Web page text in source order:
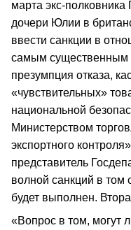
марта экс-
дочери Юлии в
ввести санкции в
самым существенным
презумпция отказа,
«чувствительных»
национальной
Министерством
экспортного
представитель
волной санкций в том
будет выполнен.
«Вопрос в том, могут